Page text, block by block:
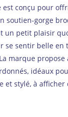
est conçu pour
soutien-gorge
un petit plaisir
se sentir belle en
marque propose
idéaux
et stylé, à